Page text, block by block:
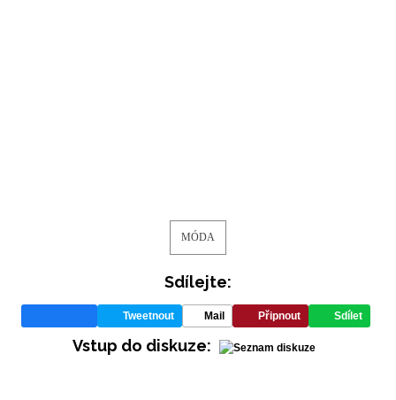
zpracováním údajů k tomuto účelu podle
MÓDA
Sdílejte:
Tweetnout Mail Připnout Sdílet
Vstup do diskuze: